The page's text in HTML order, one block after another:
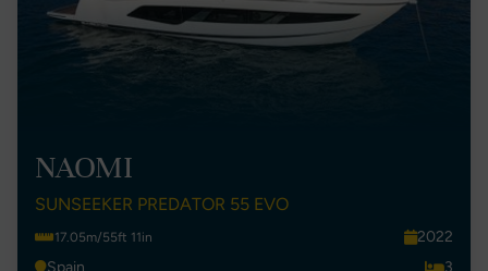
NAOMI
SUNSEEKER PREDATOR 55 EVO
17.05m/55ft 11in
2022
Spain
3